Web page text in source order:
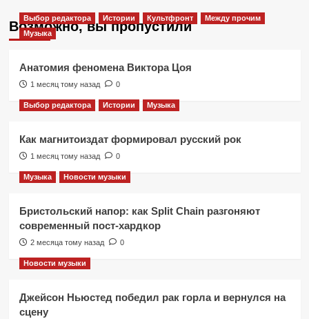
Возможно, вы пропустили
Выбор редактора Истории Культфронт
Между прочим
Музыка
Анатомия феномена Виктора Цоя
1 месяц тому назад 0
Выбор редактора Истории Музыка
Как магнитоиздат формировал русский рок
1 месяц тому назад 0
Музыка Новости музыки
Бристольский напор: как Split Chain разгоняют
современный пост-хардкор
2 месяца тому назад 0
Новости музыки
Джейсон Ньюстед победил рак горла и вернулся на
сцену